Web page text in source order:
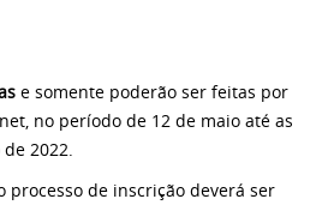
e somente poderão ser feitas por
no período de 12 de maio até as
2022.
processo de inscrição deverá ser